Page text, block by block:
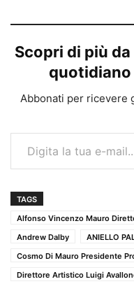
Scopri di più
quotidiano
Abbonati per ricevere
Digita la tua e-mail...
TAGS
Alfonso Vincenzo Mauro
Andrew Dalby
ANIELLO
Cosmo Di Mauro Presidente
Direttore Artistico Luigi